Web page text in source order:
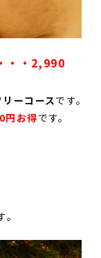
・・2,990
ーコースです。
円お得です。
。